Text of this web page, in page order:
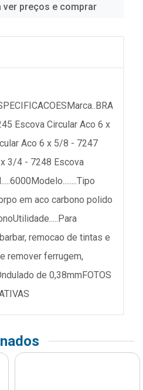
ver preços e comprar
Escova Circular Aco 6 x
Aco 6 x 5/8 - 7247
3/4 - 7248 Escova
em aco carbono polido
remocao de tintas e
remover ferrugem,
de 0,38mmFOTOS